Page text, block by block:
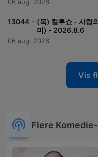
06 aug. 2026
13044 - (목) 컬투쇼 - 사랑
미) - 2026.8.6
06 aug. 2026
Vis
Flere